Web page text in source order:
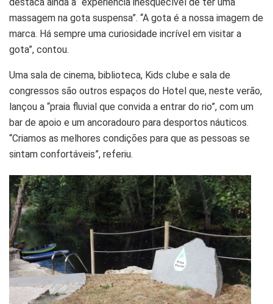
massagem na gota suspensa”. “A gota é a nossa imagem de
marca. Há sempre uma curiosidade incrível em visitar a
gota”, contou.
Uma sala de cinema, biblioteca, Kids clube e sala de
congressos são outros espaços do Hotel que, neste verão,
lançou a “praia fluvial que convida a entrar do rio”, com um
bar de apoio e um ancoradouro para desportos náuticos.
“Criamos as melhores condições para que as pessoas se
sintam confortáveis”, referiu.